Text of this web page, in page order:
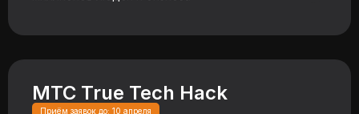
МТС True Tech Hack
Приём заявок до: 10 апреля